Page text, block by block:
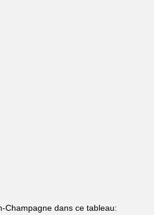
Champagne dans ce tableau: